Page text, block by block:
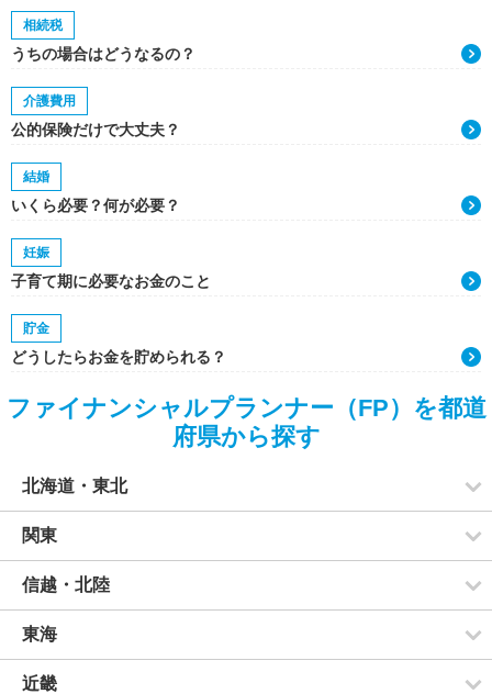
相続税
うちの場合はどうなるの？
介護費用
公的保険だけで大丈夫？
結婚
いくら必要？何が必要？
妊娠
子育て期に必要なお金のこと
貯金
どうしたらお金を貯められる？
ファイナンシャルプランナー（FP）を都道
府県から探す
北海道・東北
関東
信越・北陸
東海
近畿